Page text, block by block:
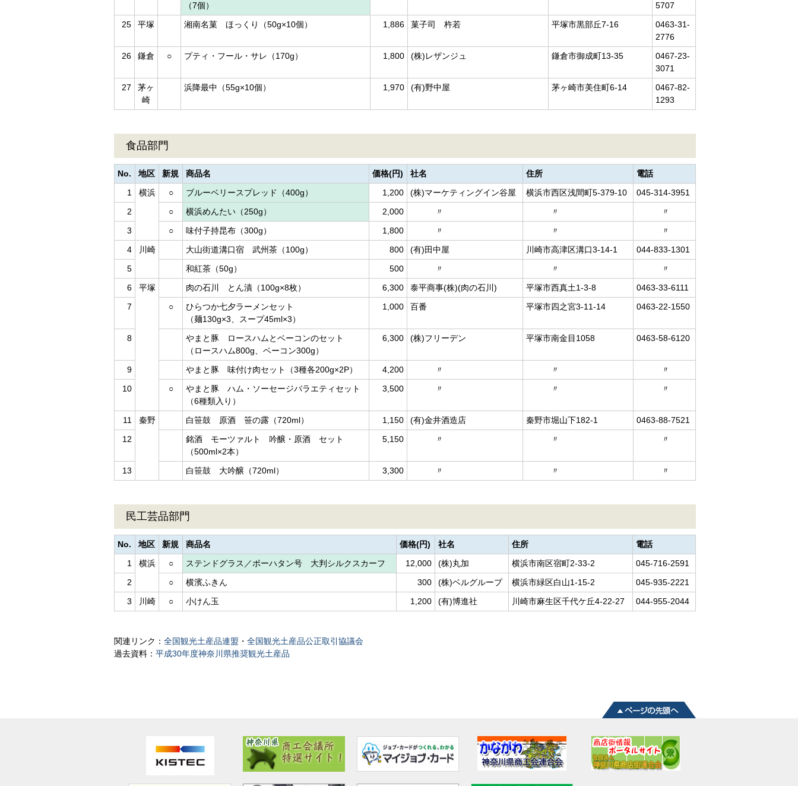
（7個）
5707
25
平塚 湘南名菓 ほっくり（50g×10個） 1,886 菓子司 杵若 平塚市黒部丘7-16
0463-31-
2776
26
鎌倉 ○ プティ・フール・サレ（170g） 1,800 (株)レザンジュ 鎌倉市御成町13-35
0467-23-
3071
27
茅ヶ
崎
浜降最中（55g×10個） 1,970 (有)野中屋 茅ヶ崎市美住町6-14
0467-82-
1293
食品部門
No. 地区 新規 商品名 価格(円) 社名 住所
電話
1
横浜 ○ ブルーベリースプレッド（400g） 1,200 (株)マーケティングイン谷屋 横浜市西区浅間町5-379-10
045-314-3951
2
○ 横浜めんたい（250g） 2,000 〃 〃
〃
3
○ 味付子持昆布（300g） 1,800 〃 〃
〃
4
川崎 大山街道溝口宿 武州茶（100g） 800 (有)田中屋 川崎市高津区溝口3-14-1
044-833-1301
5
和紅茶（50g） 500 〃 〃
〃
6
平塚 肉の石川 とん漬（100g×8枚） 6,300 泰平商事(株)(肉の石川) 平塚市西真土1-3-8
0463-33-6111
7
○
ひらつか七夕ラーメンセット
（麺130g×3、スープ45ml×3）
1,000 百番 平塚市四之宮3-11-14 0463-22-1550
8
やまと豚 ロースハムとベーコンのセット
（ロースハム800g、ベーコン300g）
6,300 (株)フリーデン 平塚市南金目1058 0463-58-6120
9 やまと豚 味付け肉セット（3種各200g×2P） 4,200 〃 〃
〃
10
○
やまと豚 ハム・ソーセージバラエティセット
（6種類入り）
3,500 〃 〃 〃
11 秦野 白笹鼓 原酒 笹の露（720ml） 1,150 (有)金井酒造店 秦野市堀山下182-1
0463-88-7521
12
銘酒 モーツァルト 吟醸・原酒 セット
（500ml×2本）
5,150 〃 〃 〃
13 白笹鼓 大吟醸（720ml） 3,300 〃 〃 〃
民工芸品部門
No. 地区 新規 商品名 価格(円) 社名 住所
電話
1
横浜 ○ ステンドグラス／ポーハタン号 大判シルクスカーフ 12,000 (株)丸加 横浜市南区宿町2-33-2
045-716-2591
2
○ 横濱ふきん 300 (株)ベルグループ 横浜市緑区白山1-15-2
045-935-2221
3
川崎 ○ 小けん玉 1,200 (有)博進社 川崎市麻生区千代ケ丘4-22-27 044-955-2044
関連リンク： 全国観光土産品連盟 ・ 全国観光土産品公正取引協議会
過去資料： 平成30年度神奈川県推奨観光土産品